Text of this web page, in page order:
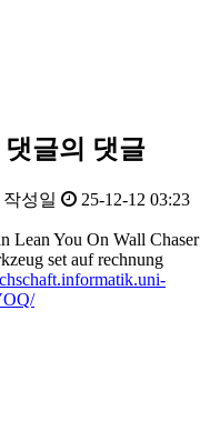
댓글의 댓글
작성일 25-12-12 03:23
Lean You On Wall Chaser
set auf rechnung